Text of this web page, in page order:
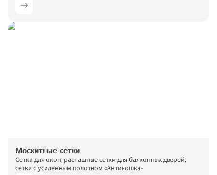
Москитные сетки
Сетки для окон, распашные сетки для балконных дверей,
сетки с усиленным полотном «Антикошка»